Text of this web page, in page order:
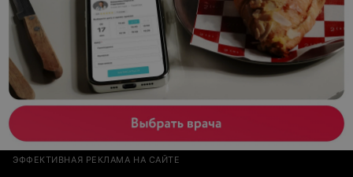
ЭФФЕКТИВНАЯ РЕКЛАМА НА САЙТЕ